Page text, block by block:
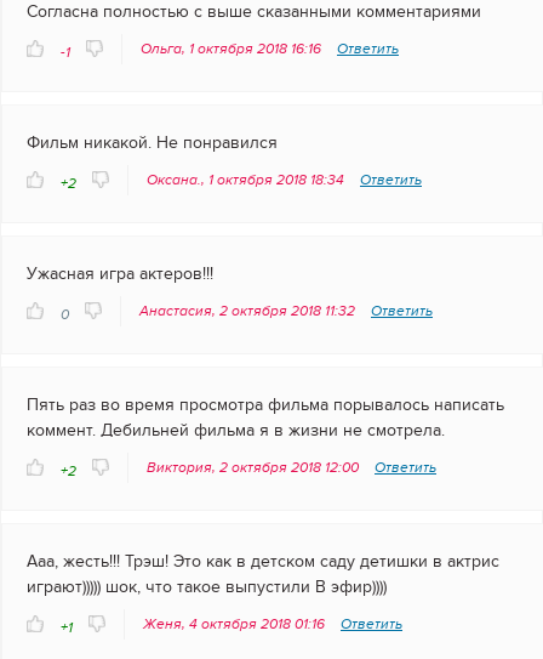
Согласна полностью с выше сказанными комментариями
-1 Ольга, 1 октября 2018 16:16 Ответить
Фильм никакой. Не понравился
+2 Оксана., 1 октября 2018 18:34 Ответить
Ужасная игра актеров!!!
0 Анастасия, 2 октября 2018 11:32 Ответить
Пять раз во время просмотра фильма порывалось написать
коммент. Дебильней фильма я в жизни не смотрела.
+2 Виктория, 2 октября 2018 12:00 Ответить
Ааа, жесть!!! Трэш! Это как в детском саду детишки в актрис
играют))))) шок, что такое выпустили В эфир))))
+1 Женя, 4 октября 2018 01:16 Ответить